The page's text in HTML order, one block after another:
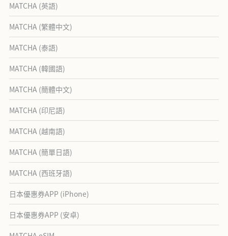
MATCHA (英語)
MATCHA (繁體中文)
MATCHA (泰語)
MATCHA (韓國語)
MATCHA (簡體中文)
MATCHA (印尼語)
MATCHA (越南語)
MATCHA (簡單日語)
MATCHA (西班牙語)
日本優惠券APP (iPhone)
日本優惠券APP (安卓)